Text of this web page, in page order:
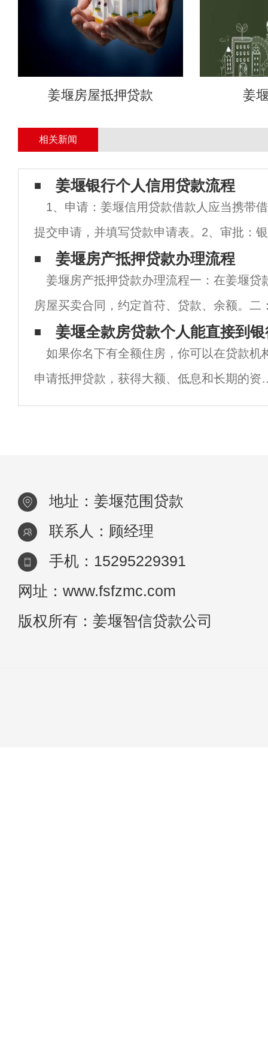
姜堰房屋抵押贷款 姜
相关新闻
姜堰银行个人信用贷款流程
1、申请：姜堰信用贷款借款人应当携带
提交申请，并填写贷款申请表。2、审批：
征信记录以及其他材料进行审核。审批一般
交的各项资料，要准备是否齐全，还有检查
姜堰房产抵押贷款办理流程
姜堰房产抵押贷款办理流程一：在姜堰贷
房屋买卖合同，约定首苻、贷款、余额。二
银行办理贷款时，卖方及配偶到场确定。三
请进行调查、审计。四：买方与银行签订贷
姜堰全款房贷款个人能直接到
如果你名下有全额住房，你可以在贷款机
申请抵押贷款，获得大额、低息和长期的资
周转。目前很多人会选择通过贷款中介公司
地址：姜堰范围贷款
联系人：顾经理
手机：15295229391
网址：www.fsfzmc.com
版权所有：姜堰智信贷款公司